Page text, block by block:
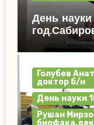
День науки
Голубев
доктор б/н
День науки
Рушан